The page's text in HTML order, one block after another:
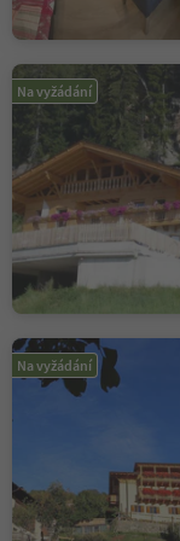
Na vyžádání
Na vyžádání